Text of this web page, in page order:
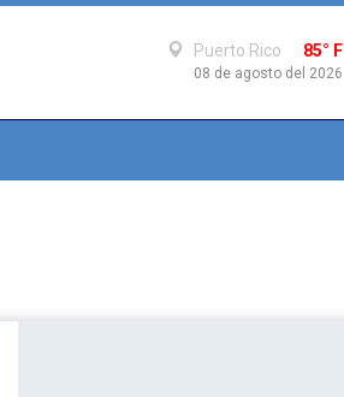
Puerto Rico 85° F
08 de agosto del 2026